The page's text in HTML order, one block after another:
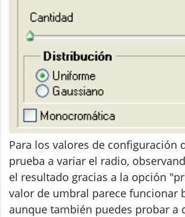
Para los valores de configuración
prueba a variar el radio,
el resultado gracias a la opción
valor de umbral parece funcionar
aunque también puedes probar a